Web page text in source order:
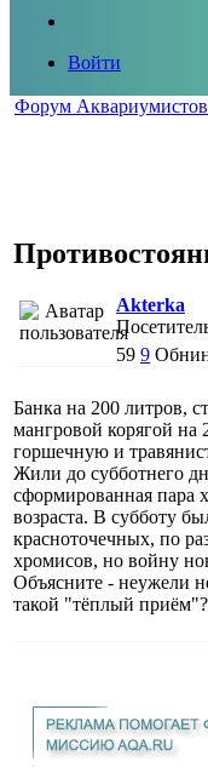
Войти
Форум Аквариумистов
Akterka
59 9
Банка на 200 литров,
мангровой корягой на
горшечную и
Жили до субботнего
сформированная пара
возраста. В субботу
красноточечных, по
хромисов, но войну
Объясните - неужели
такой "тёплый приём"?